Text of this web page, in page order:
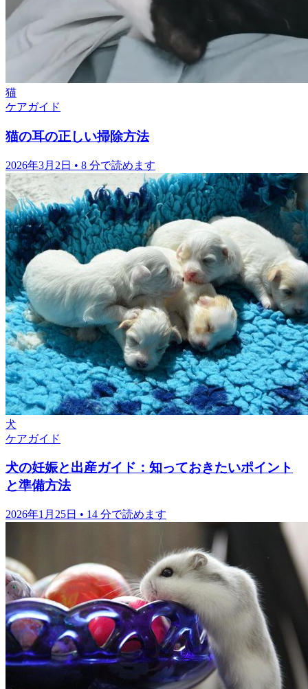
猫
ケアガイド
猫の耳の正しい掃除方法
2026年3月2日 • 8 分で読めます
犬
ケアガイド
犬の妊娠と出産ガイド：知っておきたいポイント
と準備方法
2026年1月25日 • 14 分で読めます